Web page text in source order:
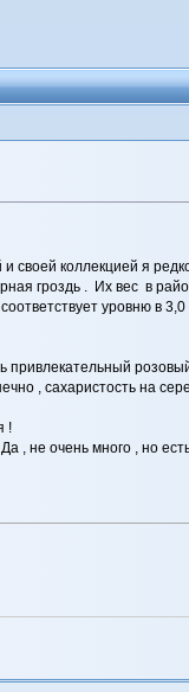
своей коллекцией я
гроздь . Их вес в
уровню в
привлекательный
, сахаристость на
!
, не очень много , но